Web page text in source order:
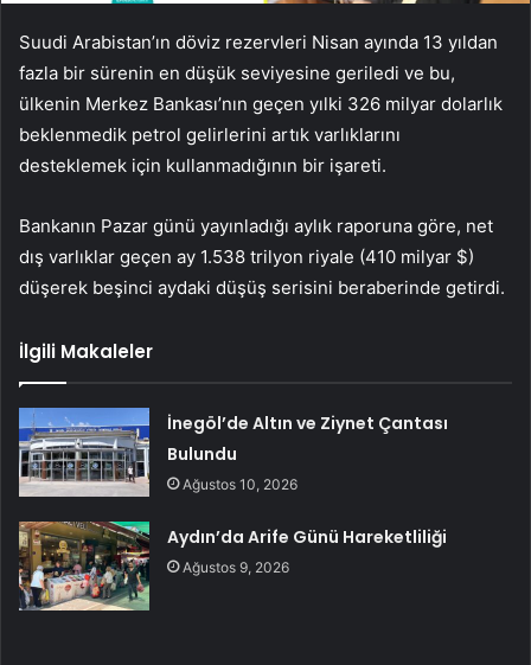
Suudi Arabistan’ın döviz rezervleri Nisan ayında 13 yıldan
fazla bir sürenin en düşük seviyesine geriledi ve bu,
ülkenin Merkez Bankası’nın geçen yılki 326 milyar dolarlık
beklenmedik petrol gelirlerini artık varlıklarını
desteklemek için kullanmadığının bir işareti.
Bankanın Pazar günü yayınladığı aylık raporuna göre, net
dış varlıklar geçen ay 1.538 trilyon riyale (410 milyar $)
düşerek beşinci aydaki düşüş serisini beraberinde getirdi.
İlgili Makaleler
İnegöl’de Altın ve Ziynet Çantası
Bulundu
Ağustos 10, 2026
Aydın’da Arife Günü Hareketliliği
Ağustos 9, 2026